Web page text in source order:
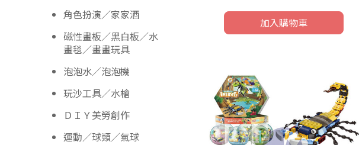
角色扮演／家家酒
磁性畫板／黑白板／水
畫毯／畫畫玩具
泡泡水／泡泡機
玩沙工具／水槍
ＤＩＹ美勞創作
運動／球類／氣球
加入購物車